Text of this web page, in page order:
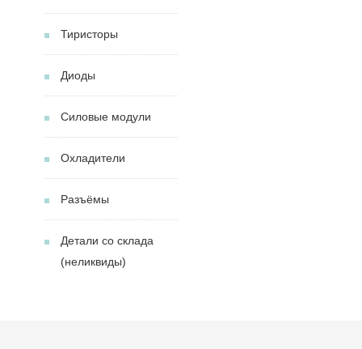
Тиристоры
Диоды
Силовые модули
Охладители
Разъёмы
Детали со склада
(неликвиды)